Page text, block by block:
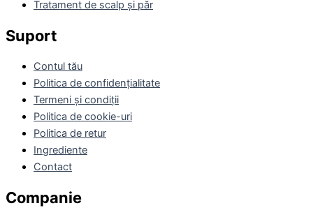
Tratament de scalp și păr
Suport
Contul tău
Politica de confidențialitate
Termeni și condiții
Politica de cookie-uri
Politica de retur
Ingrediente
Contact
Companie